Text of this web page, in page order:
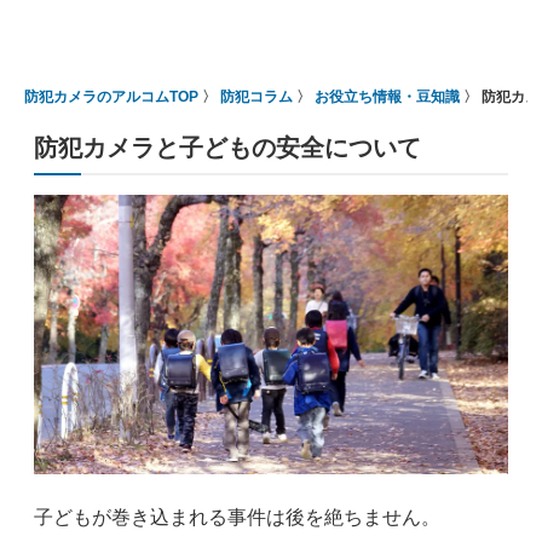
防犯カメラのアルコムTOP 防犯コラム お役立ち情報・豆知識 防犯カ
防犯カメラと子どもの安全について
子どもが巻き込まれる事件は後を絶ちません。